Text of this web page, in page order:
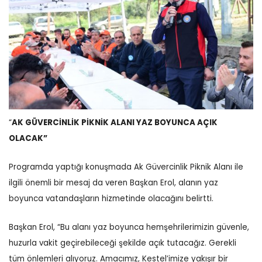
“AK GÜVERCİNLİK PİKNİK ALANI YAZ BOYUNCA AÇIK
OLACAK”
Programda yaptığı konuşmada Ak Güvercinlik Piknik Alanı ile
ilgili önemli bir mesaj da veren Başkan Erol, alanın yaz
boyunca vatandaşların hizmetinde olacağını belirtti.
Başkan Erol, “Bu alanı yaz boyunca hemşehrilerimizin güvenle,
huzurla vakit geçirebileceği şekilde açık tutacağız. Gerekli
tüm önlemleri alıyoruz. Amacımız, Kestel’imize yakışır bir